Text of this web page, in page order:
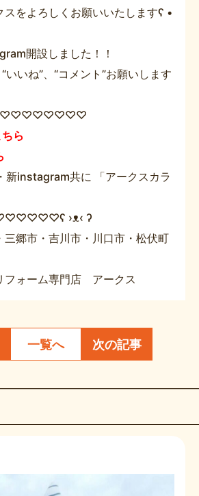
スをよろしくお願いいたしますʕ •
開設しました！！
いいね”、“コメント”お願いします
ら
新instagram共に 「アークスカラ
›ᴥ‹ ʔ
三郷市・吉川市・川口市・松伏町
フォーム専門店 アークス
一覧へ 次の記事